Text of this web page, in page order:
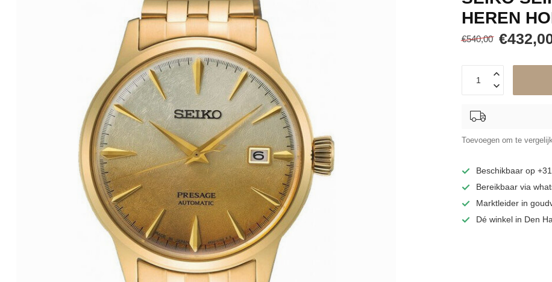
HEREN
€540,00
Toevoegen om te
Beschikbaar op
Bereikbaar via
Marktleider in
Dé winkel in Den